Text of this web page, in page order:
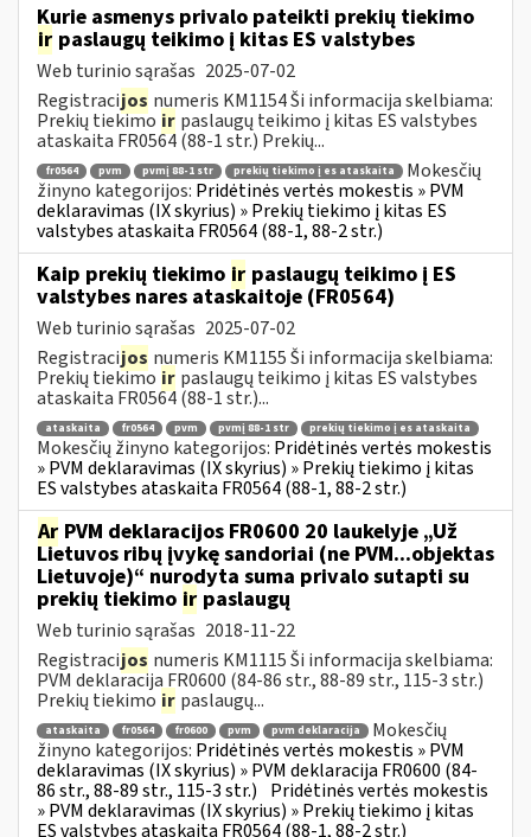
Kurie asmenys privalo pateikti prekių tiekimo
ir paslaugų teikimo į kitas ES valstybes
Web turinio sąrašas 2025-07-02
Registracijos numeris KM1154 Ši informacija skelbiama:
Prekių tiekimo ir paslaugų teikimo į kitas ES valstybes
ataskaita FR0564 (88-1 str.) Prekių...
fr0564 pvm pvmį 88-1 str prekių tiekimo į es ataskaita
Mokesčių
žinyno kategorijos: Pridėtinės vertės mokestis » PVM
deklaravimas (IX skyrius) » Prekių tiekimo į kitas ES
valstybes ataskaita FR0564 (88-1, 88-2 str.)
Kaip prekių tiekimo ir paslaugų teikimo į ES
valstybes nares ataskaitoje (FR0564)
Web turinio sąrašas 2025-07-02
Registracijos numeris KM1155 Ši informacija skelbiama:
Prekių tiekimo ir paslaugų teikimo į kitas ES valstybes
ataskaita FR0564 (88-1 str.)...
ataskaita fr0564 pvm pvmį 88-1 str prekių tiekimo į es ataskaita
Mokesčių žinyno kategorijos: Pridėtinės vertės mokestis
» PVM deklaravimas (IX skyrius) » Prekių tiekimo į kitas
ES valstybes ataskaita FR0564 (88-1, 88-2 str.)
Ar PVM deklaracijos FR0600 20 laukelyje „Už
Lietuvos ribų įvykę sandoriai (ne PVM...objektas
Lietuvoje)“ nurodyta suma privalo sutapti su
prekių tiekimo ir paslaugų
Web turinio sąrašas 2018-11-22
Registracijos numeris KM1115 Ši informacija skelbiama:
PVM deklaracija FR0600 (84-86 str., 88-89 str., 115-3 str.)
Prekių tiekimo ir paslaugų...
ataskaita fr0564 fr0600 pvm pvm deklaracija
Mokesčių
žinyno kategorijos: Pridėtinės vertės mokestis » PVM
deklaravimas (IX skyrius) » PVM deklaracija FR0600 (84-
86 str., 88-89 str., 115-3 str.) Pridėtinės vertės mokestis
» PVM deklaravimas (IX skyrius) » Prekių tiekimo į kitas
ES valstybes ataskaita FR0564 (88-1, 88-2 str.)